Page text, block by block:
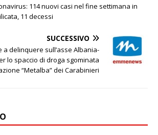
114 nuovi casi nel fine settimana in
11 decessi
SUCCESSIVO
a delinquere sull’asse Albania-
lo spaccio di droga sgominata
“Metalba” dei Carabinieri